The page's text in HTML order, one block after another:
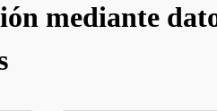
mediante